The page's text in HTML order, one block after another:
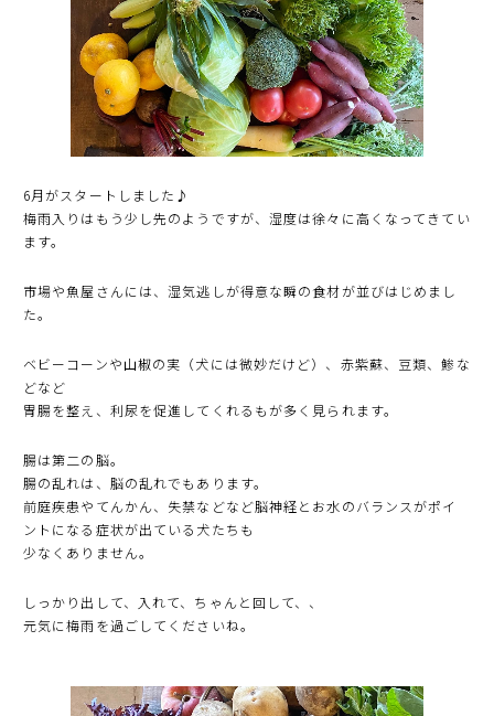
6月がスタートしました♪
梅雨入りはもう少し先のようですが、湿度は徐々に高くなってきてい
ます。
市場や魚屋さんには、湿気逃しが得意な瞬の食材が並びはじめまし
た。
ベビーコーンや山椒の実（犬には微妙だけど）、赤紫蘇、豆類、鯵な
どなど
胃腸を整え、利尿を促進してくれるもが多く見られます。
腸は第二の脳。
腸の乱れは、脳の乱れでもあります。
前庭疾患やてんかん、失禁などなど脳神経とお水のバランスがポイ
ントになる症状が出ている犬たちも
少なくありません。
しっかり出して、入れて、ちゃんと回して、、
元気に梅雨を過ごしてくださいね。